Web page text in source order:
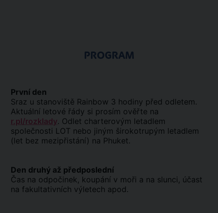
PROGRAM
První den
Sraz u stanoviště Rainbow 3 hodiny před odletem.
Aktuální letové řády si prosím ověřte na
r.pl/rozklady. Odlet charterovým letadlem
společnosti LOT nebo jiným širokotrupým letadlem
(let bez mezipřistání) na Phuket.
Den druhý až předposlední
Čas na odpočinek, koupání v moři a na slunci, účast
na fakultativních výletech apod.